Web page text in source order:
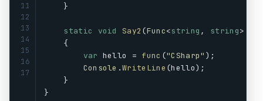
11
12
13
14
15
16
17
    }
static void Say2 (Func<string , string>
    {
var hello = func ("CSharp" );
Console .WriteLine (hello);
    }
}